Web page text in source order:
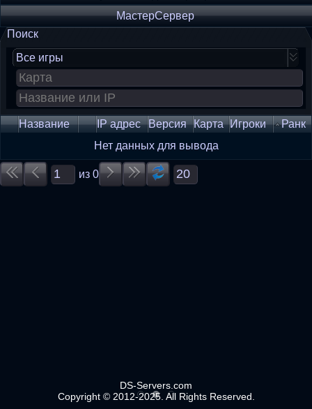
МастерСервер
Поиск
Все игры
Название IP адрес Версия Карта Игроки
Ранк
Нет данных для вывода
из 0
DS-Servers.com
Copyright © 2012-2025. All Rights Reserved.